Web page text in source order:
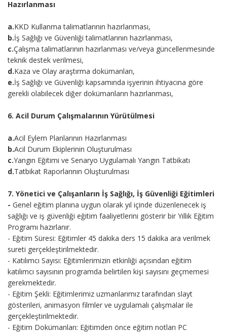
Hazırlanması
a.KKD Kullanma talimatlarının hazırlanması,
b.İş Sağlığı ve Güvenliği talimatlarının hazırlanması,
c.Çalışma talimatlarının hazırlanması ve/veya güncellenmesinde
teknik destek verilmesi,
d.Kaza ve Olay araştırma dokümanları,
e.İş Sağlığı ve Güvenliği kapsamında işyerinin ihtiyacına göre
gerekli olabilecek diğer dokümanların hazırlanması,
6. Acil Durum Çalışmalarının Yürütülmesi
a.Acil Eylem Planlarının Hazırlanması
b.Acil Durum Ekiplerinin Oluşturulması
c.Yangın Eğitimi ve Senaryo Uygulamalı Yangın Tatbikatı
d.Tatbikat Raporlarının Oluşturulması
7. Yönetici ve Çalışanların İş Sağlığı, İş Güvenliği Eğitimleri
- Genel eğitim planına uygun olarak yıl içinde düzenlenecek iş
sağlığı ve iş güvenliği eğitim faaliyetlerini gösterir bir Yıllık Eğitim
Programı hazırlanır.
- Eğitim Süresi: Eğitimler 45 dakika ders 15 dakika ara verilmek
sureti gerçekleştirilmektedir.
- Katılımcı Sayısı: Eğitimlerimizin etkinliği açısından eğitim
katılımcı sayısının programda belirtilen kişi sayısını geçmemesi
gerekmektedir.
- Eğitim Şekli: Eğitimlerimiz uzmanlarımız tarafından slayt
gösterileri, animasyon filmler ve uygulamalı çalışmalar ile
gerçekleştirilmektedir.
- Eğitim Dokümanları: Eğitimden önce eğitim notları PC